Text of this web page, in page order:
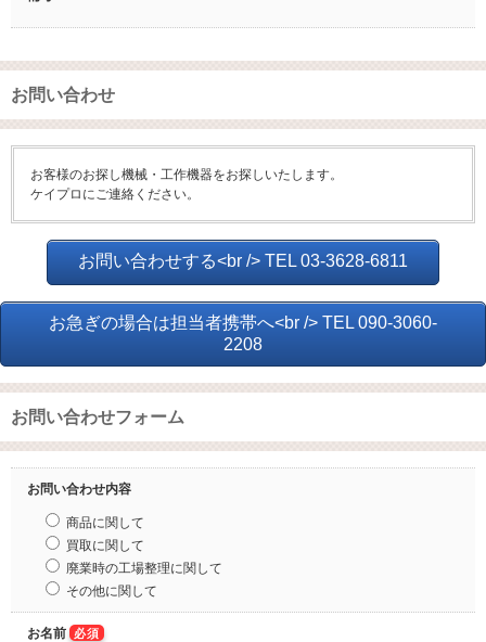
お問い合わせ
お客様のお探し機械・工作機器をお探しいたします。
ケイプロにご連絡ください。
お問い合わせする<br /> TEL 03-3628-6811
お急ぎの場合は担当者携帯へ<br /> TEL 090-3060-
2208
お問い合わせフォーム
お問い合わせ内容
商品に関して
買取に関して
廃業時の工場整理に関して
その他に関して
お名前 必須